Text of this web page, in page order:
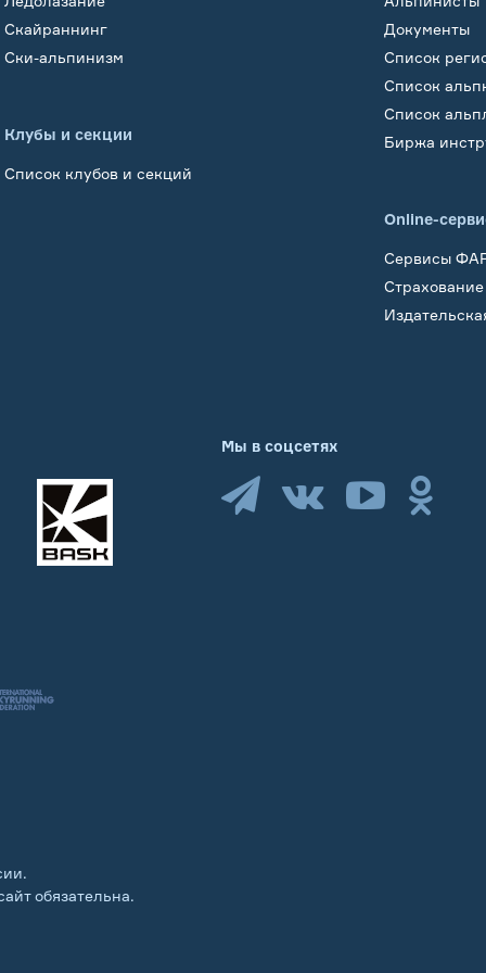
Скайраннинг
Ски-альпинизм
Клубы и секции
Список клубов и секций
Документы
Список
Список
Список
Биржа
Online-
Сервисы
Страхование
обязательна.
Мы в соцсетях